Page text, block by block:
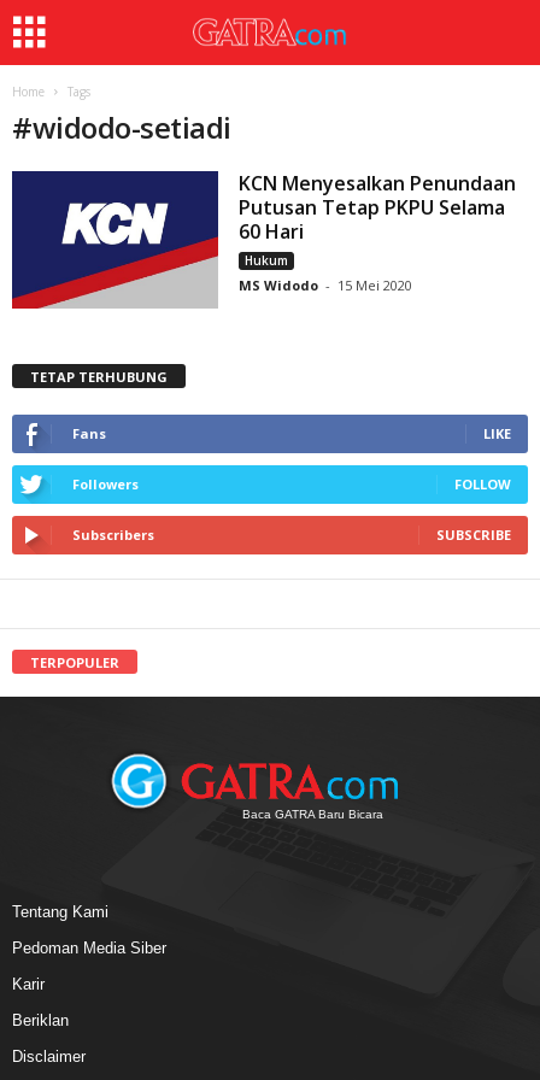
Home Tags
#widodo-setiadi
KCN Menyesalkan Penundaan
Putusan Tetap PKPU Selama
60 Hari
Hukum
MS Widodo - 15 Mei 2020
TETAP TERHUBUNG
Fans LIKE
Followers FOLLOW
Subscribers SUBSCRIBE
TERPOPULER
Baca GATRA Baru Bicara
Tentang Kami
Pedoman Media Siber
Karir
Beriklan
Disclaimer